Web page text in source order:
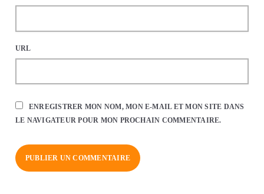
URL
ENREGISTRER MON NOM, MON E-MAIL ET MON SITE DANS
LE NAVIGATEUR POUR MON PROCHAIN COMMENTAIRE.